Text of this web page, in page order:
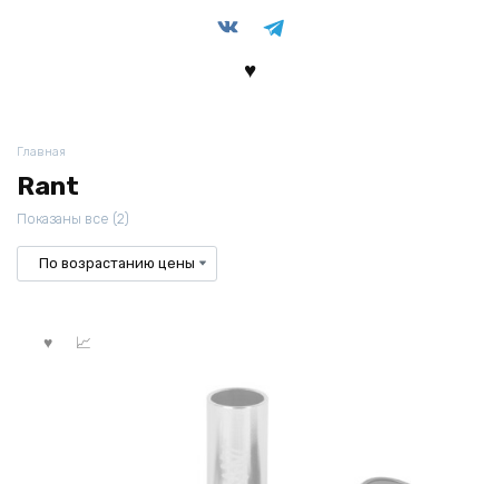
Главная
Rant
Показаны все (2)
возрастанию